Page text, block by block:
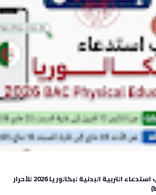
رسمياً: سحب استدعاء التربية البدنية لبكالوريا 2026 للأحرار